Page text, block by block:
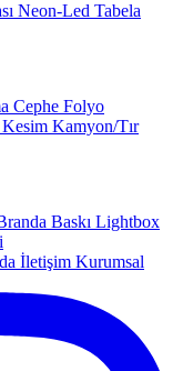
Neon-Led Tabela
Cephe Folyo
Kamyon/Tır
Baskı Lightbox
İletişim Kurumsal